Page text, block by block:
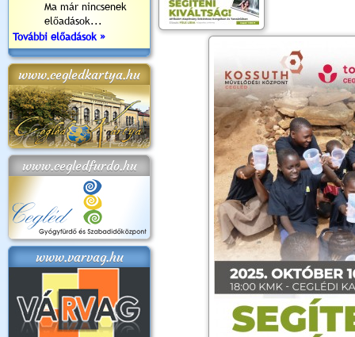
Ma már nincsenek
előadások...
További előadások »
www.cegledkartya.hu
www.cegledfurdo.hu
www.varvag.hu